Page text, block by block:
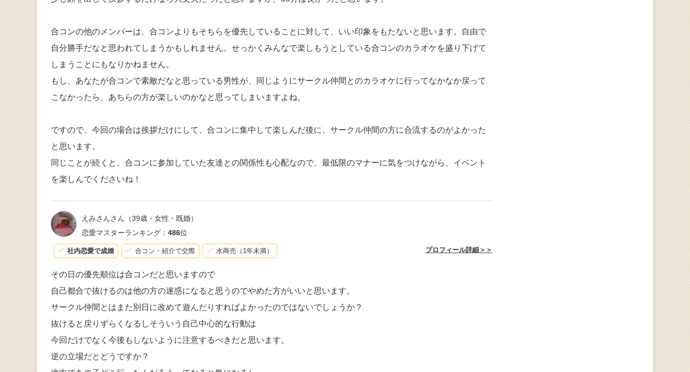
合コンの他のメンバーは、合コンよりもそちらを優先していることに対して、いい印象をもたないと思います。自由で
自分勝手だなと思われてしまうかもしれません。せっかくみんなで楽しもうとしている合コンのカラオケを盛り下げて
しまうことにもなりかねません。
もし、あなたが合コンで素敵だなと思っている男性が、同じようにサークル仲間とのカラオケに行ってなかなか戻って
こなかったら、あちらの方が楽しいのかなと思ってしまいますよね。
ですので、今回の場合は挨拶だけにして、合コンに集中して楽しんだ後に、サークル仲間の方に合流するのがよかった
と思います。
同じことが続くと、合コンに参加していた友達との関係性も心配なので、最低限のマナーに気をつけながら、イベント
を楽しんでくださいね！
えみさんさん （39歳・女性・既婚）
恋愛マスターランキング： 486位
社内恋愛で成婚 合コン・紹介で交際 水商売（1年未満） プロフィール詳細＞＞
その日の優先順位は合コンだと思いますので
自己都合で抜けるのは他の方の迷惑になると思うのでやめた方がいいと思います。
サークル仲間とはまた別日に改めて遊んだりすればよかったのではないでしょうか？
抜けると戻りずらくなるしそういう自己中心的な行動は
今回だけでなく今後もしないように注意するべきだと思います。
逆の立場だとどうですか？